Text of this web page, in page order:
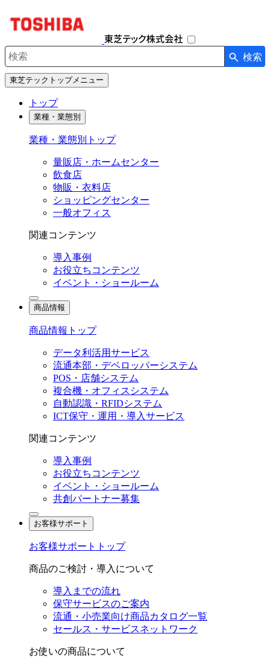
ー
検索キーワード入力 検索
東芝テックトップメニュー
トップ
業種・業態別
業種・業態別トップ
量販店・ホームセンター
飲食店
物販・衣料店
ショッピングセンター
一般オフィス
関連コンテンツ
導入事例
お役立ちコンテンツ
イベント・ショールーム
商品情報
商品情報トップ
データ利活用サービス
流通本部・デベロッパーシステム
POS・店舗システム
複合機・オフィスシステム
自動認識・RFIDシステム
ICT保守・運用・導入サービス
関連コンテンツ
導入事例
お役立ちコンテンツ
イベント・ショールーム
共創パートナー募集
お客様サポート
お客様サポートトップ
商品のご検討・導入について
導入までの流れ
保守サービスのご案内
流通・小売業向け商品カタログ一覧
セールス・サービスネットワーク
お使いの商品について